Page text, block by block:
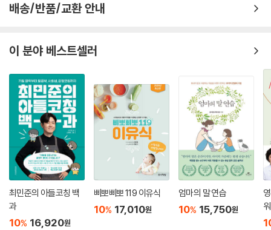
암담한 길 위에 서서 차마 희망을 떠올리지 못하는 이들에게 계속 떠오르
싶어서 이 책을 썼다고 전한다. 8년 동안의 경험을 꾹꾹 눌러 담은 만큼, 이
‘아이를 진정으로 이해한다는 것’에 대해 진지하게 생각해볼 거리들을 던
져줄 것이다. 오래 기다렸는데도 변화가 없는 아이의 모습에 답답한 시간
을 보내는 부모들, 눈물과 한숨으로 아이의 닫힌 방문 앞을 서성이는 부모
들, 무너져버린 아이와의 관계 때문에 가슴앓이를 하며 답을 찾고 있는 부
모들을 위한 책이다.
배송/반품/교환 안내
이 분야 베스트셀러
최민준의 아들코칭 백
과
10% 16,920원
삐뽀삐뽀 119 이유식
10% 17,010원
엄마의 말 연습
10% 15,750원